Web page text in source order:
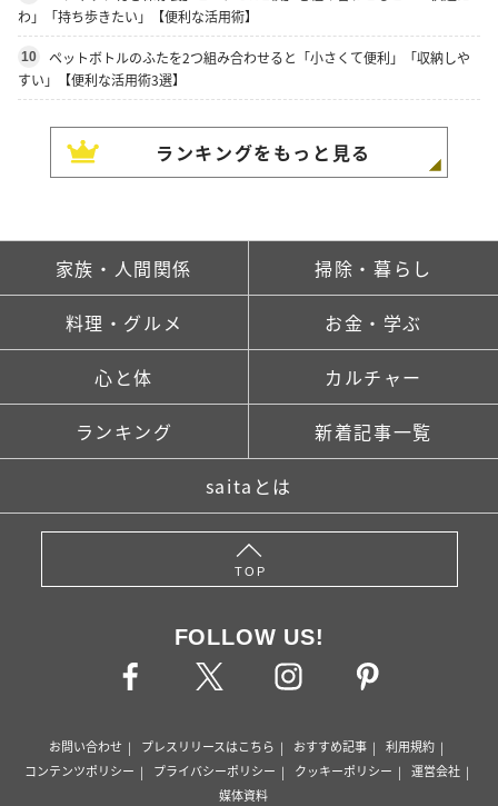
わ」「持ち歩きたい」【便利な活用術】
10
ペットボトルのふたを2つ組み合わせると「小さくて便利」「収納しや
すい」【便利な活用術3選】
ランキングをもっと見る
家族・人間関係 掃除・暮らし
料理・グルメ お金・学ぶ
心と体 カルチャー
ランキング 新着記事一覧
saitaとは
TOP
FOLLOW US!
お問い合わせ プレスリリースはこちら おすすめ記事
利用規約
コンテンツポリシー
プライバシーポリシー クッキーポリシー
運営会社
媒体資料